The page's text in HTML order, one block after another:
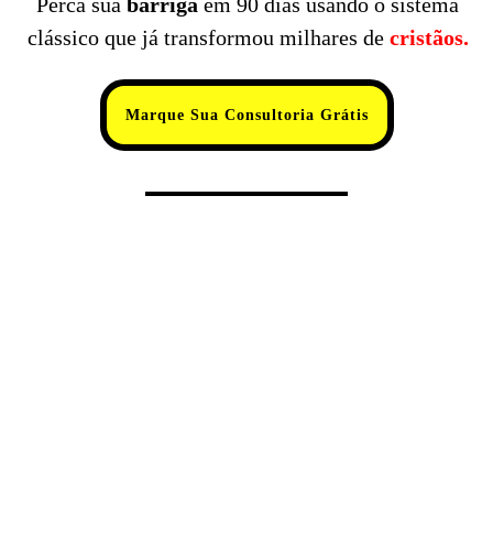
clássico que já transformou milhares decristãos.
Marque Sua Consultoria Grátis